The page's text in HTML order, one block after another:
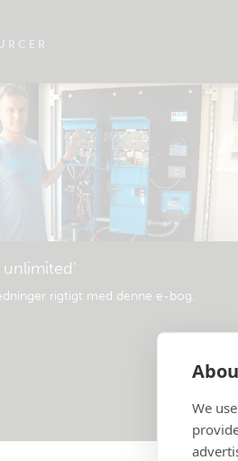
We
unlimited'
rigtigt med denne e-bog.